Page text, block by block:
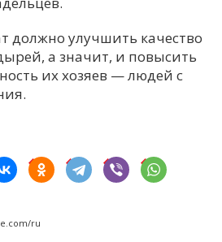
должно улучшить качество
а значит, и повысить
их хозяев — людей с
ru